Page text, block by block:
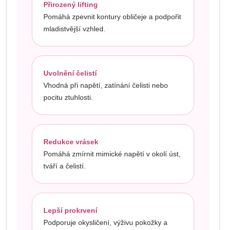
Přirozený lifting
Pomáhá zpevnit kontury obličeje a podpořit
mladistvější vzhled.
Uvolnění čelistí
Vhodná při napětí, zatínání čelisti nebo
pocitu ztuhlosti.
Redukce vrásek
Pomáhá zmírnit mimické napětí v okolí úst,
tváří a čelistí.
Lepší prokrvení
Podporuje okysličení, výživu pokožky a